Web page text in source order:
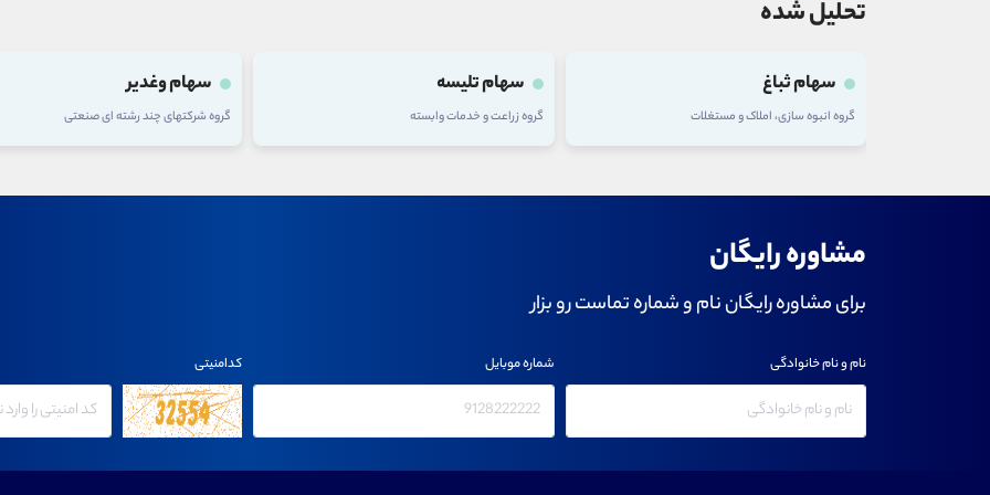
تحلیل شده
سهام ثباغ
گروه انبوه سازی، املاک و مستغلات
سهام تلیسه
گروه زراعت و خدمات وابسته
سهام وغدیر
گروه شرکتهای چند رشته ای صنعتی
مشاوره رایگان
برای مشاوره رایگان نام و شماره تماست رو بزار
نام و نام خانوادگی شماره موبایل کدامنیتی